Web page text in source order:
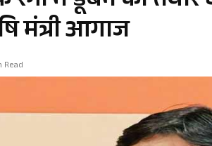
मंत्री आगाज
Read